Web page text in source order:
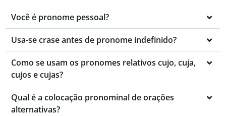
Você é pronome pessoal?
Usa-se crase antes de pronome indefinido?
Como se usam os pronomes relativos cujo, cuja,
cujos e cujas?
Qual é a colocação pronominal de orações
alternativas?